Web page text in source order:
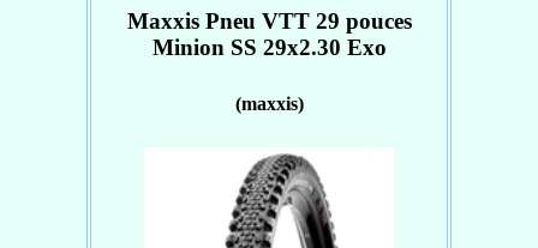
Référence : TB96800000
pouvant être monté avec ou sans
chambre à air, le Minion SS est en
niveau des flancs, luttant
Caractéristiques :
Maxxis Pneu VTT 29 pouces
Minion SS 29x2.30 Exo
(maxxis)